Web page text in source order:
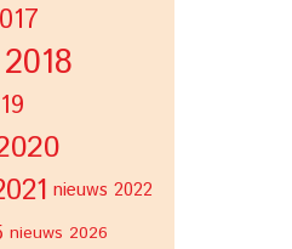
nieuws 2022
nieuws 2026